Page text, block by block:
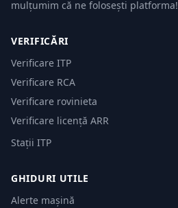
mulțumim că ne folosești platforma!
VERIFICĂRI
Verificare ITP
Verificare RCA
Verificare rovinieta
Verificare licență ARR
Stații ITP
GHIDURI UTILE
Alerte mașină